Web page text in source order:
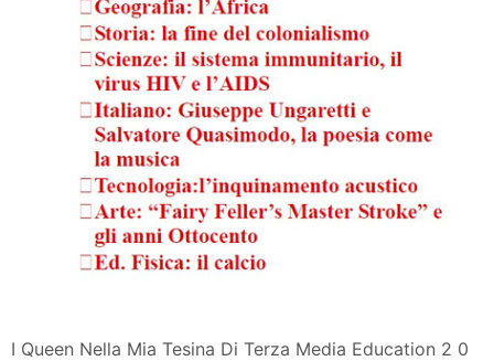
I Queen Nella Mia Tesina Di Terza Media Education 2 0